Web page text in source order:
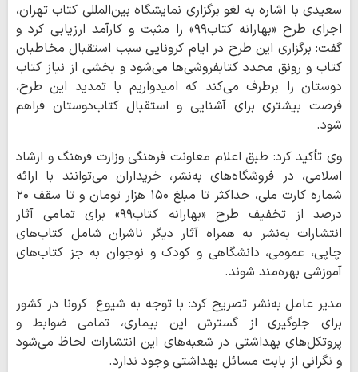
سعیدی با اشاره به لغو برگزاری نمایشگاه بین‌المللی کتاب تهران،
اجرای طرح «بهارانه کتاب۹۹» را مثبت و کارآمد ارزیابی کرد و
گفت: برگزاری این طرح در ایام کرونایی سبب استقبال مخاطبان
کتاب و رونق مجدد کتابفروشی‌ها می‌شود و بخشی از نیاز کتاب
دوستان را برطرف می‌کند که امیدواریم با تمدید این طرح،
فرصت بیشتری برای آشنایی و استقبال کتاب‌دوستان فراهم
شود.
وی تأکید کرد: طبق اعلام معاونت فرهنگی وزارت فرهنگ و ارشاد
اسلامی‌، در فروشگاه‌های به‌نشر، خریداران می‌توانند با ارائه
شماره کارت ملی، حداکثر تا مبلغ ۱۵۰ هزار تومان و تا سقف ۲۰
درصد از تخفیف طرح «بهارانه کتاب۹۹» برای تمامی آثار
انتشارات به‌نشر به همراه آثار دیگر ناشران شامل کتاب‌های
چاپی، عمومی، دانشگاهی و کودک و نوجوان به جز کتاب‌های
آموزشی بهره‌مند شوند.
مدیر عامل به‌نشر تصریح کرد: با توجه به شیوع کرونا در کشور
برای جلوگیری از گسترش این بیماری، تمامی ضوابط و
پروتکل‌های بهداشتی در شعبه‌های این انتشارات لحاظ می‌شود
و نگرانی از بابت مسائل بهداشتی وجود ندارد.